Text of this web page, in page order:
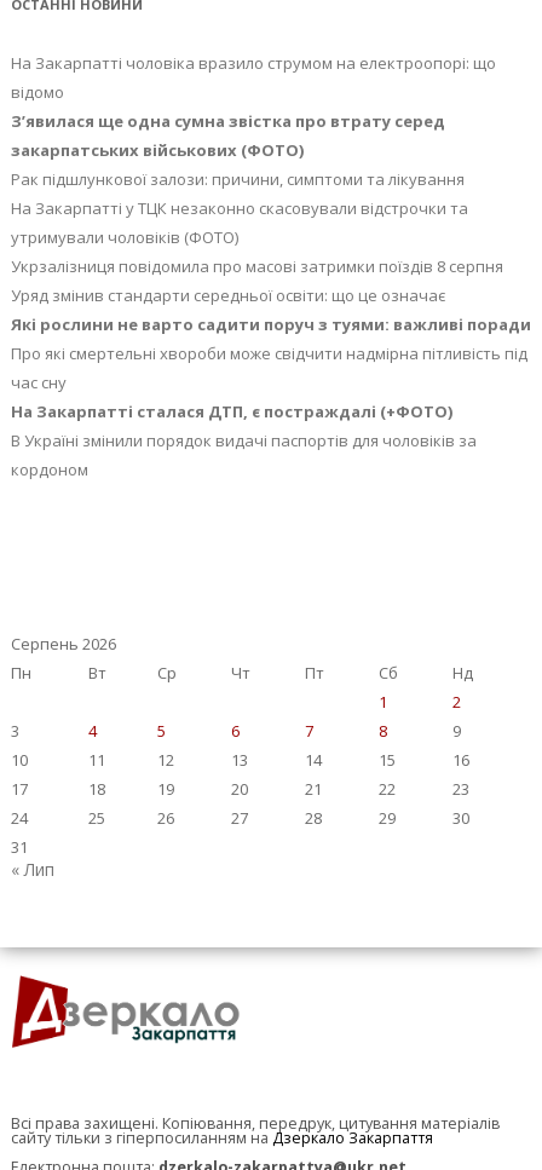
ОСТАННІ НОВИНИ
На Закарпатті чоловіка вразило струмом на електроопорі: що
відомо
З’явилася ще одна сумна звістка про втрату серед
закарпатських військових (ФОТО)
Рак підшлункової залози: причини, симптоми та лікування
На Закарпатті у ТЦК незаконно скасовували відстрочки та
утримували чоловіків (ФОТО)
Укрзалізниця повідомила про масові затримки поїздів 8 серпня
Уряд змінив стандарти середньої освіти: що це означає
Які рослини не варто садити поруч з туями: важливі поради
Про які смертельні хвороби може свідчити надмірна пітливість під
час сну
На Закарпатті сталася ДТП, є постраждалі (+ФОТО)
В Україні змінили порядок видачі паспортів для чоловіків за
кордоном
Серпень 2026
Пн
Вт Ср Чт Пт Сб
Нд
1
2
3
4 5 6 7 8
9
10
11 12 13 14 15
16
17
18 19 20 21 22
23
24
25 26 27 28 29
30
31
« Лип
Всі права захищені. Копіювання, передрук, цитування матеріалів
сайту тільки з гіперпосиланням на Дзеркало Закарпаття